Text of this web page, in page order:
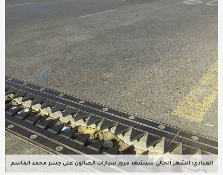
العبادي: الشهر الحالي سيشهد مرور سيارات الصالون على جسر محمد القاسم
تحقيقات صحفية
مقالات
عامة ومنوعات
طب وصحة